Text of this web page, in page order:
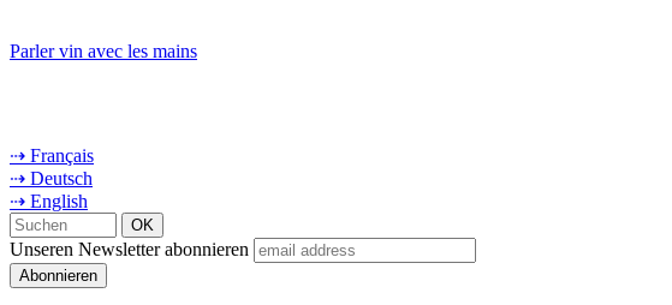
Parler vin avec les mains
⇢ Français
⇢ Deutsch
⇢ English
Unseren Newsletter abonnieren